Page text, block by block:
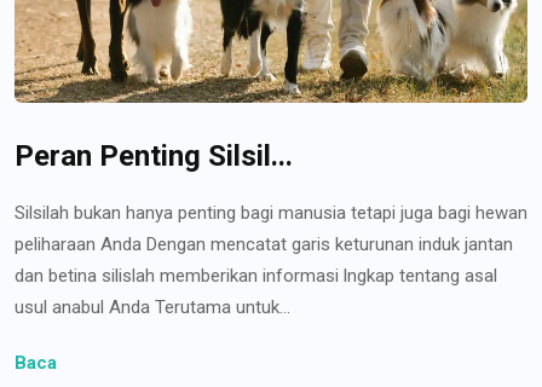
Peran Penting Silsil...
Silsilah bukan hanya penting bagi manusia tetapi juga bagi hewan
peliharaan Anda Dengan mencatat garis keturunan induk jantan
dan betina silislah memberikan informasi lngkap tentang asal
usul anabul Anda Terutama untuk...
Baca